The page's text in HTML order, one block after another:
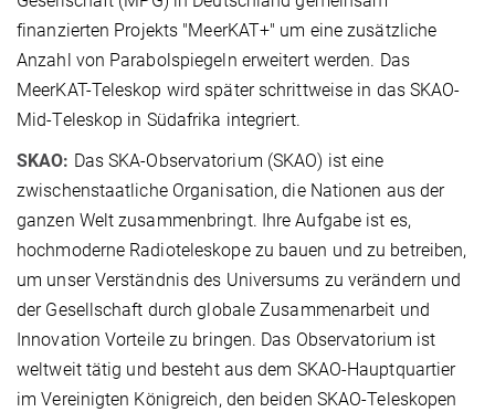
finanzierten Projekts "MeerKAT+" um eine zusätzliche
Anzahl von Parabolspiegeln erweitert werden. Das
MeerKAT-Teleskop wird später schrittweise in das SKAO-
Mid-Teleskop in Südafrika integriert.
SKAO: Das SKA-Observatorium (SKAO) ist eine
zwischenstaatliche Organisation, die Nationen aus der
ganzen Welt zusammenbringt. Ihre Aufgabe ist es,
hochmoderne Radioteleskope zu bauen und zu betreiben,
um unser Verständnis des Universums zu verändern und
der Gesellschaft durch globale Zusammenarbeit und
Innovation Vorteile zu bringen. Das Observatorium ist
weltweit tätig und besteht aus dem SKAO-Hauptquartier
im Vereinigten Königreich, den beiden SKAO-Teleskopen